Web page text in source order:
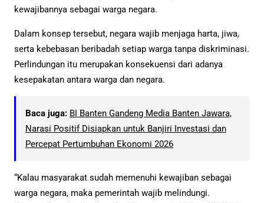
kewajibannya sebagai warga negara.
Dalam konsep tersebut, negara wajib menjaga harta, jiwa,
serta kebebasan beribadah setiap warga tanpa diskriminasi.
Perlindungan itu merupakan konsekuensi dari adanya
kesepakatan antara warga dan negara.
Baca juga: BI Banten Gandeng Media Banten Jawara,
Narasi Positif Disiapkan untuk Banjiri Investasi dan
Percepat Pertumbuhan Ekonomi 2026
“Kalau masyarakat sudah memenuhi kewajiban sebagai
warga negara, maka pemerintah wajib melindungi.